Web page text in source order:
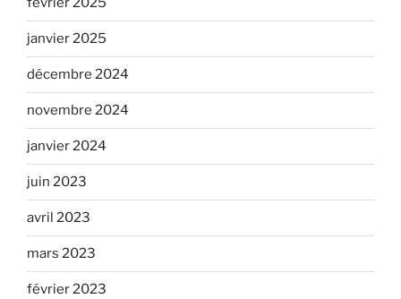
janvier 2025
décembre 2024
novembre 2024
janvier 2024
juin 2023
avril 2023
mars 2023
février 2023